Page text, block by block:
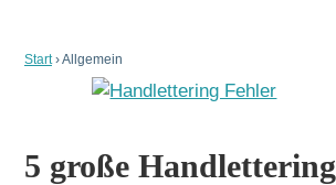
Start›Allgemein
5 große Handlettering